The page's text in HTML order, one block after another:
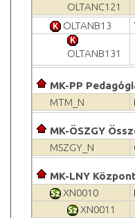
OLTANC121
OLTANB13
OLTANB131
MK-PP
MTM_N
MK-ÖSZGY
MSZGY_N
MK-LNY
XN0010
XN0011